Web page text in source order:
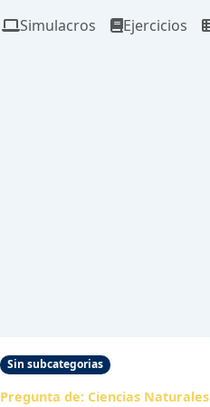
Simulacros Ejercicios
Sin subcategorias
Pregunta de: Ciencias Naturales